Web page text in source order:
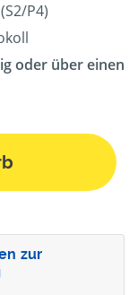
P4)
oder über einen
zur